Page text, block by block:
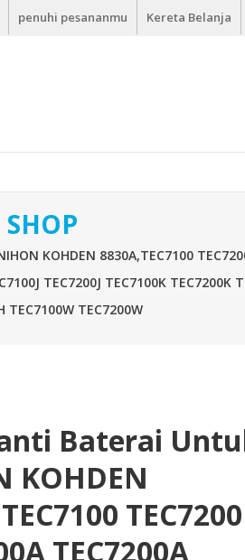
penuhi pesananmu Kereta Belanja
SHOP
KOHDEN 8830A,TEC7100
TEC7200J TEC7100K TEC7200K
TEC7100W TEC7200W
Baterai
KOHDEN
TEC7200
TEC7200A